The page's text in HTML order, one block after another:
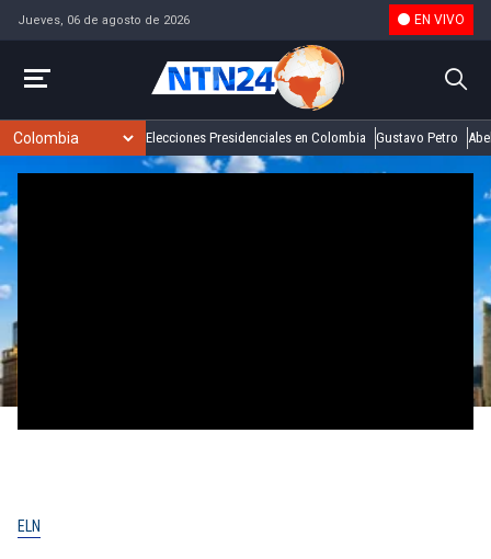
Jueves, 06 de agosto de 2026 EN VIVO
Elecciones Presidenciales en Colombia Gustavo Petro
ELN